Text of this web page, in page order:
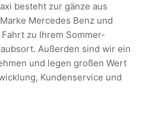
besteht zur gänze aus
Mercedes Benz und
zu Ihrem Sommer-
Außerden sind wir ein
und legen großen Wert
Kundenservice und